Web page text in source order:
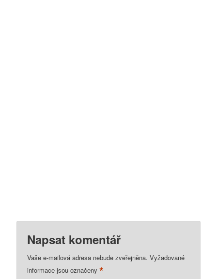
Napsat komentář
Vaše e-mailová adresa nebude zveřejněna. Vyžadované
informace jsou označeny*